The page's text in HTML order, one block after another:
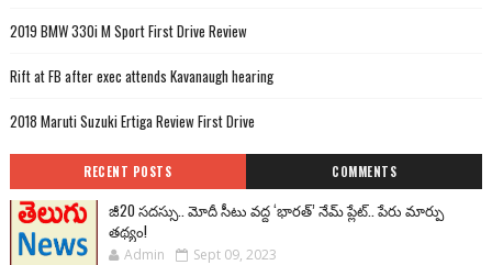
2019 BMW 330i M Sport First Drive Review
Rift at FB after exec attends Kavanaugh hearing
2018 Maruti Suzuki Ertiga Review First Drive
RECENT POSTS COMMENTS
జీ20 సదస్సు.. మోదీ సీటు వద్ద ‘భారత్’ నేమ్ ప్లేట్‌.. పేరు మార్పు
తథ్యం!
Admin Sept 09, 2023